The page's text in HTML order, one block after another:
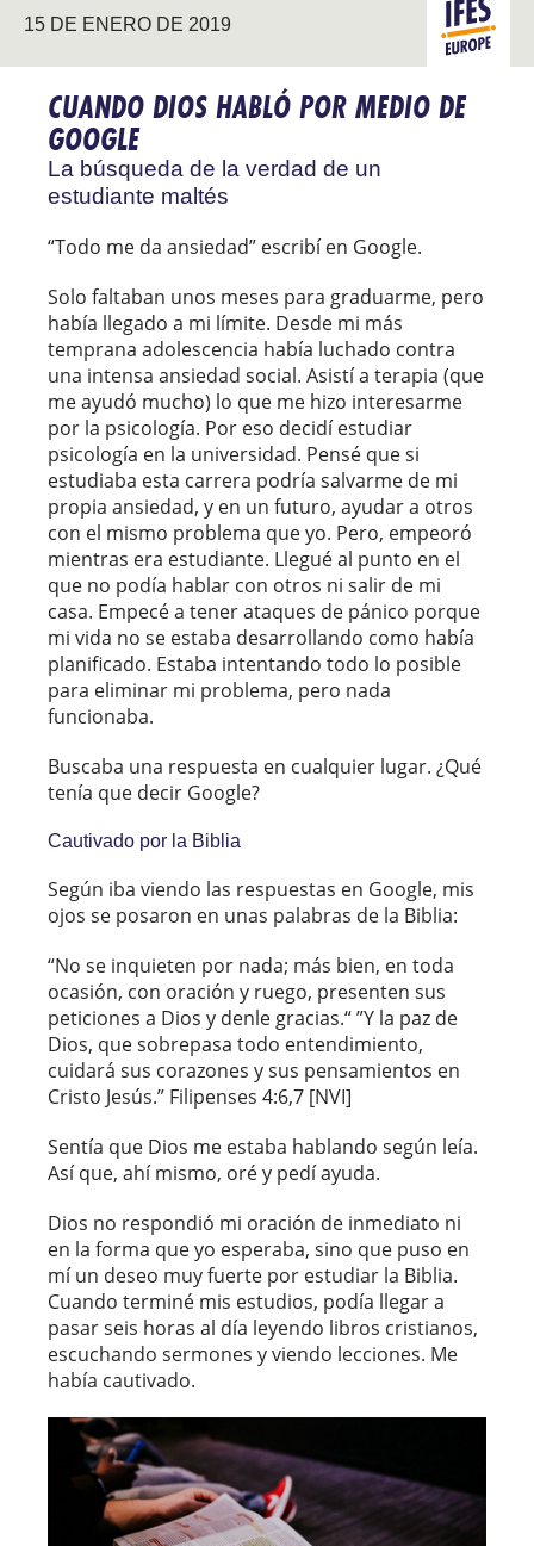
15 DE ENERO DE 2019 EUROPA
CUANDO DIOS HABLÓ POR MEDIO DE
GOOGLE
La búsqueda de la verdad de un
estudiante maltés
“Todo me da ansiedad” escribí en Google.
Solo faltaban unos meses para graduarme, pero
había llegado a mi límite. Desde mi más
temprana adolescencia había luchado contra
una intensa ansiedad social. Asistí a terapia (que
me ayudó mucho) lo que me hizo interesarme
por la psicología. Por eso decidí estudiar
psicología en la universidad. Pensé que si
estudiaba esta carrera podría salvarme de mi
propia ansiedad, y en un futuro, ayudar a otros
con el mismo problema que yo. Pero, empeoró
mientras era estudiante. Llegué al punto en el
que no podía hablar con otros ni salir de mi
casa. Empecé a tener ataques de pánico porque
mi vida no se estaba desarrollando como había
planificado. Estaba intentando todo lo posible
para eliminar mi problema, pero nada
funcionaba.
Buscaba una respuesta en cualquier lugar. ¿Qué
tenía que decir Google?
Cautivado por la Biblia
Según iba viendo las respuestas en Google, mis
ojos se posaron en unas palabras de la Biblia:
“No se inquieten por nada; más bien, en toda
ocasión, con oración y ruego, presenten sus
peticiones a Dios y denle gracias.“ ”Y la paz de
Dios, que sobrepasa todo entendimiento,
cuidará sus corazones y sus pensamientos en
Cristo Jesús.” Filipenses 4:6,7 [NVI]
Sentía que Dios me estaba hablando según leía.
Así que, ahí mismo, oré y pedí ayuda.
Dios no respondió mi oración de inmediato ni
en la forma que yo esperaba, sino que puso en
mí un deseo muy fuerte por estudiar la Biblia.
Cuando terminé mis estudios, podía llegar a
pasar seis horas al día leyendo libros cristianos,
escuchando sermones y viendo lecciones. Me
había cautivado.